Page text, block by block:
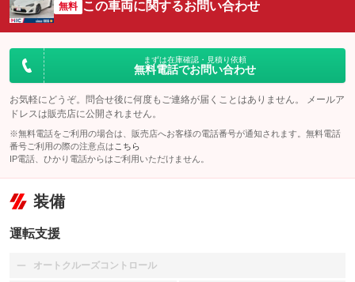
無料 この車両に関するお問い合わせ
まずは在庫確認・見積り依頼
無料電話でお問い合わせ
お気軽にどうぞ。問合せ後に何度もご連絡が届くことはありません。 メールア
ドレスは販売店に公開されません。
※無料電話をご利用の場合は、販売店へお客様の電話番号が通知されます。無料電話
番号ご利用の際の注意点は こちら
IP電話、ひかり電話からはご利用いただけません。
装備
運転支援
オートクルーズコントロール
：装備なし